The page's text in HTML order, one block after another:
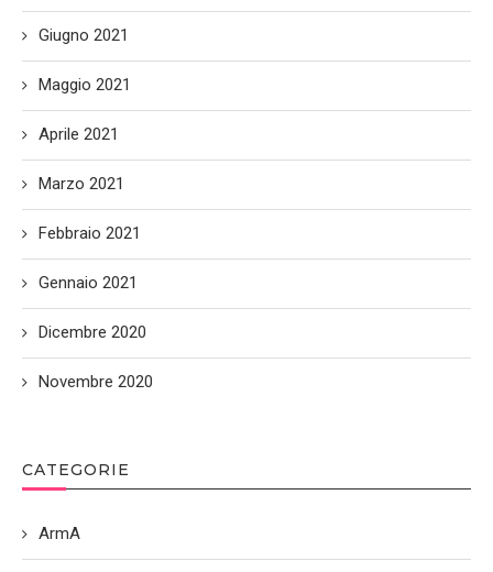
Giugno 2021
Maggio 2021
Aprile 2021
Marzo 2021
Febbraio 2021
Gennaio 2021
Dicembre 2020
Novembre 2020
CATEGORIE
ArmA